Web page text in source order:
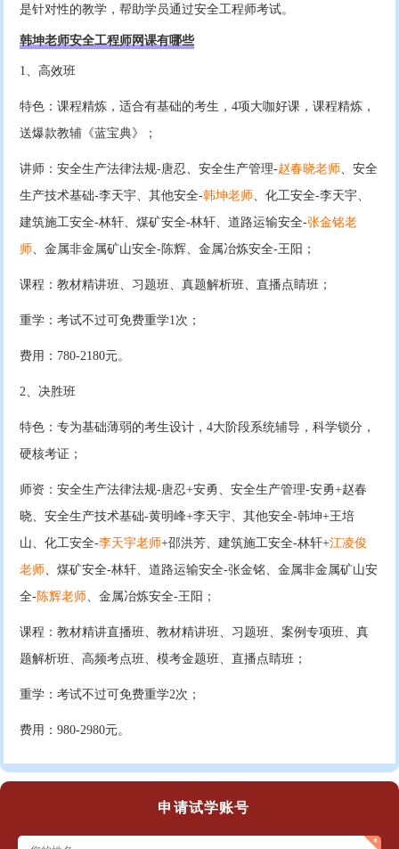
是针对性的教学，帮助学员通过安全工程师考试。
韩坤老师安全工程师网课有哪些
1、高效班
特色：课程精炼，适合有基础的考生，4项大咖好课，课程精炼，
送爆款教辅《蓝宝典》；
讲师：安全生产法律法规-唐忍、安全生产管理-赵春晓老师、安全
生产技术基础-李天宇、其他安全-韩坤老师、化工安全-李天宇、
建筑施工安全-林轩、煤矿安全-林轩、道路运输安全-张金铭老
师、金属非金属矿山安全-陈辉、金属冶炼安全-王阳；
课程：教材精讲班、习题班、真题解析班、直播点睛班；
重学：考试不过可免费重学1次；
费用：780-2180元。
2、决胜班
特色：专为基础薄弱的考生设计，4大阶段系统辅导，科学锁分，
硬核考证；
师资：安全生产法律法规-唐忍+安勇、安全生产管理-安勇+赵春
晓、安全生产技术基础-黄明峰+李天宇、其他安全-韩坤+王培
山、化工安全-李天宇老师+邵洪芳、建筑施工安全-林轩+江凌俊
老师、煤矿安全-林轩、道路运输安全-张金铭、金属非金属矿山安
全-陈辉老师、金属冶炼安全-王阳；
课程：教材精讲直播班、教材精讲班、习题班、案例专项班、真
题解析班、高频考点班、模考金题班、直播点睛班；
重学：考试不过可免费重学2次；
费用：980-2980元。
申请试学账号